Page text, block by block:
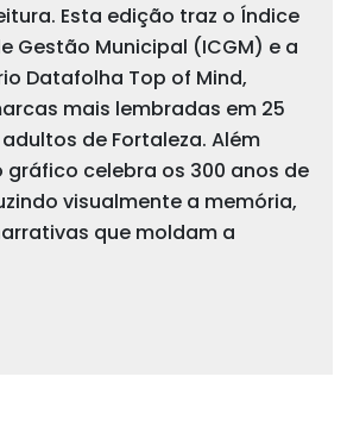
Esta edição traz o Índice
Gestão Municipal (ICGM) e a
Datafolha Top of Mind,
mais lembradas em 25
de Fortaleza. Além
gráfico celebra os 300 anos de
visualmente a memória,
que moldam a